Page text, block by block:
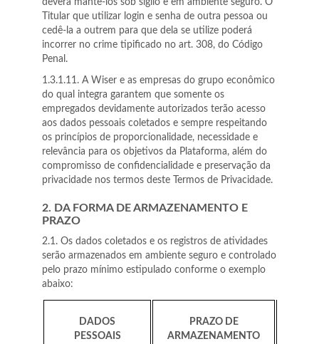
deverá mantê-los sob sigilo e em ambiente seguro. O
Titular que utilizar login e senha de outra pessoa ou
cedê-la a outrem para que dela se utilize poderá
incorrer no crime tipificado no art. 308, do Código
Penal.
1.3.1.11. A Wiser e as empresas do grupo econômico
do qual integra garantem que somente os
empregados devidamente autorizados terão acesso
aos dados pessoais coletados e sempre respeitando
os princípios de proporcionalidade, necessidade e
relevância para os objetivos da Plataforma, além do
compromisso de confidencialidade e preservação da
privacidade nos termos deste Termos de Privacidade.
2. DA FORMA DE ARMAZENAMENTO E
PRAZO
2.1. Os dados coletados e os registros de atividades
serão armazenados em ambiente seguro e controlado
pelo prazo mínimo estipulado conforme o exemplo
abaixo:
DADOS
PESSOAIS
PRAZO DE
ARMAZENAMENTO